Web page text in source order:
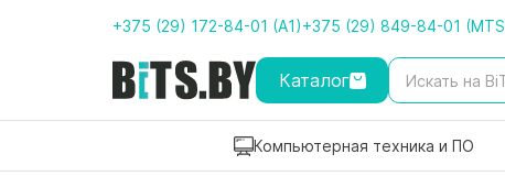
+375 (29) 172-84-01 (A1)+375 (29) 849-84-01
Каталог
Компьютерная техника и ПО